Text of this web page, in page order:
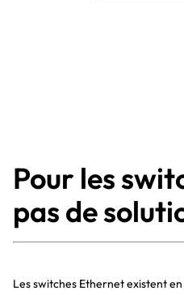
Pour les
pas de
Les switches Ethernet existent